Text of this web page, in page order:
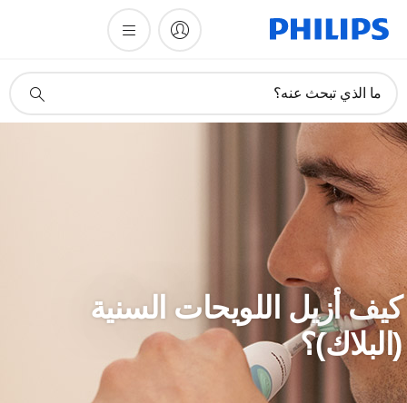
دعم
ما الذي تبحث عنه؟
أزيل اللويحات السنية